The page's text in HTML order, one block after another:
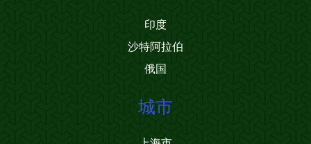
印度
沙特阿拉伯
俄国
城市